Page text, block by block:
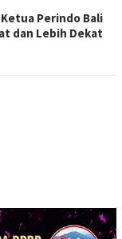
Perindo Bali
dan Lebih Dekat